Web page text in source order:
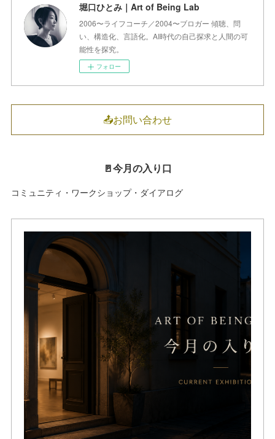
堀口ひとみ｜Art of Being Lab
2006〜ライフコーチ／2004〜ブロガー 傾聴、問
い、構造化、言語化。AI時代の自己探求と人間の可
能性を探究。
フォロー
📤お問い合わせ
🚪今月の入り口
コミュニティ・ワークショップ・ダイアログ